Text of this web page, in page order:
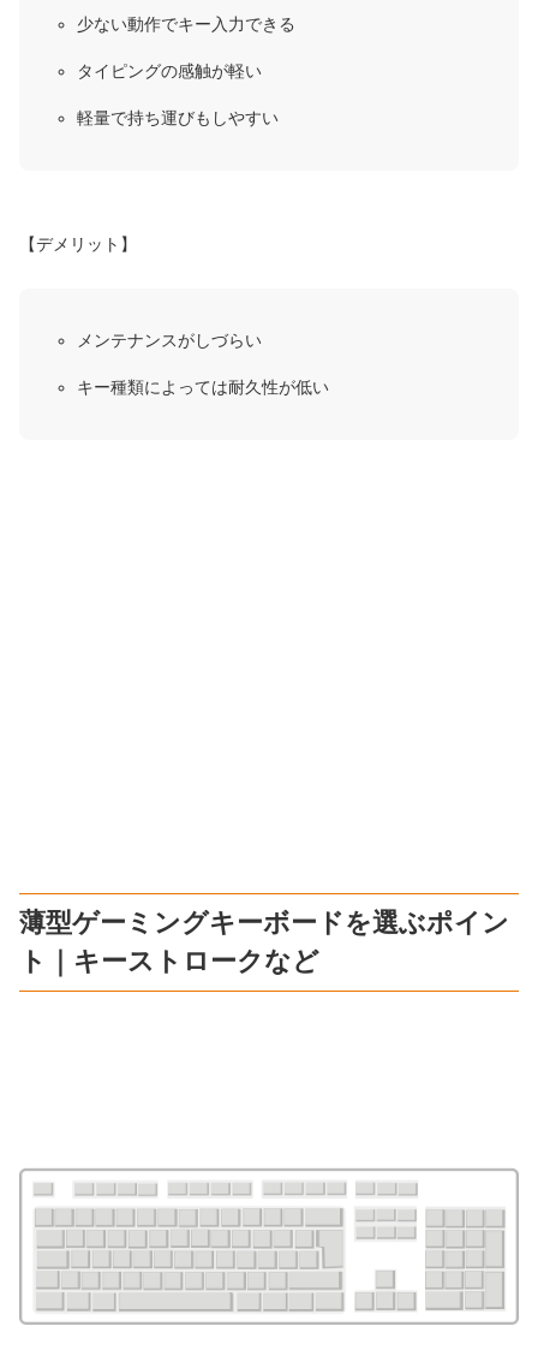
少ない動作でキー入力できる
タイピングの感触が軽い
軽量で持ち運びもしやすい
【デメリット】
メンテナンスがしづらい
キー種類によっては耐久性が低い
薄型ゲーミングキーボードを選ぶポイン
ト｜キーストロークなど